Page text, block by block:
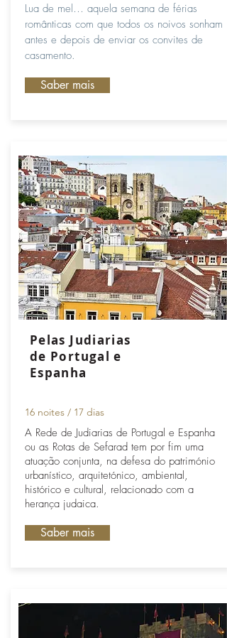
Lua de mel… aquela semana de férias
românticas com que todos os noivos sonham
antes e depois de enviar os convites de
casamento.
Saber mais
Pelas Judiarias
de Portugal e
Espanha
16 noites / 17 dias
A Rede de Judiarias de Portugal e Espanha
ou as Rotas de Sefarad tem por fim uma
atuação conjunta, na defesa do património
urbanístico, arquitetónico, ambiental,
histórico e cultural, relacionado com a
herança judaica.
Saber mais